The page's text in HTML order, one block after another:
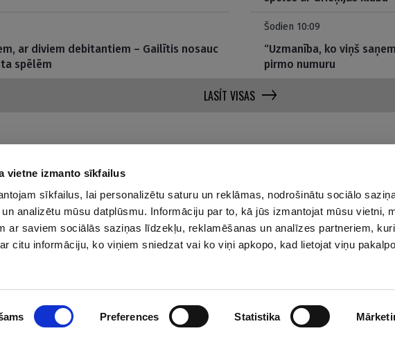
vietne izmanto sīkfailus
sīkfailus, lai personalizētu saturu un reklāmas, nodrošinātu sociālo
analizētu mūsu datplūsmu. Informāciju par to, kā jūs izmantojat mūsu vietni,
ar saviem sociālās saziņas līdzekļu, reklamēšanas un analīzes partneriem,
citu informāciju, ko viņiem sniedzat vai ko viņi apkopo, kad lietojat viņu
Preferences Statistika
ar diviem debitantiem – Gailītis nosauc
spēlēm
Šodien 10:09
“Uzmanība, ko viņš
pirmo numuru
LASĪT VISAS
sportu
Par mums
Reklāmas Parametri
Kontakti
rezervētas.